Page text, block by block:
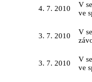
4. 7. 2010 V
ve
3. 7. 2010 V
3. 7. 2010 V
ve